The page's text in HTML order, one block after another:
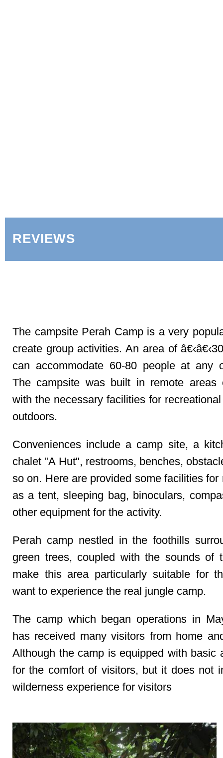
REVIEWS
The campsite Perah Camp is a very
create group activities. An area of
can accommodate 60-80 people at any
The campsite was built in remote areas
with the necessary facilities for
outdoors.
Conveniences include a camp site, a
chalet "A Hut", restrooms, benches,
so on. Here are provided some facilities for
as a tent, sleeping bag, binoculars,
other equipment for the activity.
Perah camp nestled in the foothills
green trees, coupled with the sounds of
make this area particularly suitable for
want to experience the real jungle camp.
The camp which began operations in
has received many visitors from home
Although the camp is equipped with basic
for the comfort of visitors, but it does not
wilderness experience for visitors